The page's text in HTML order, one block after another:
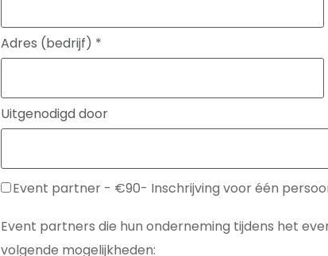
Adres (bedrijf) *
Uitgenodigd door
Event partner - €90- Inschrijving voor één
Event partners die hun onderneming tijdens het
volgende mogelijkheden: